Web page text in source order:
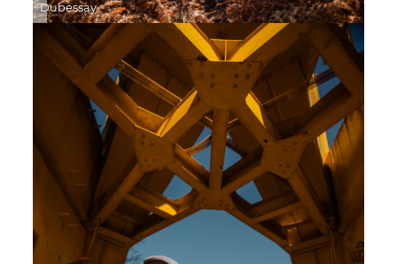
Dubessay